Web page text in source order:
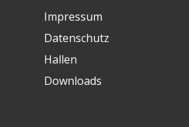
Impressum
Datenschutz
Hallen
Downloads